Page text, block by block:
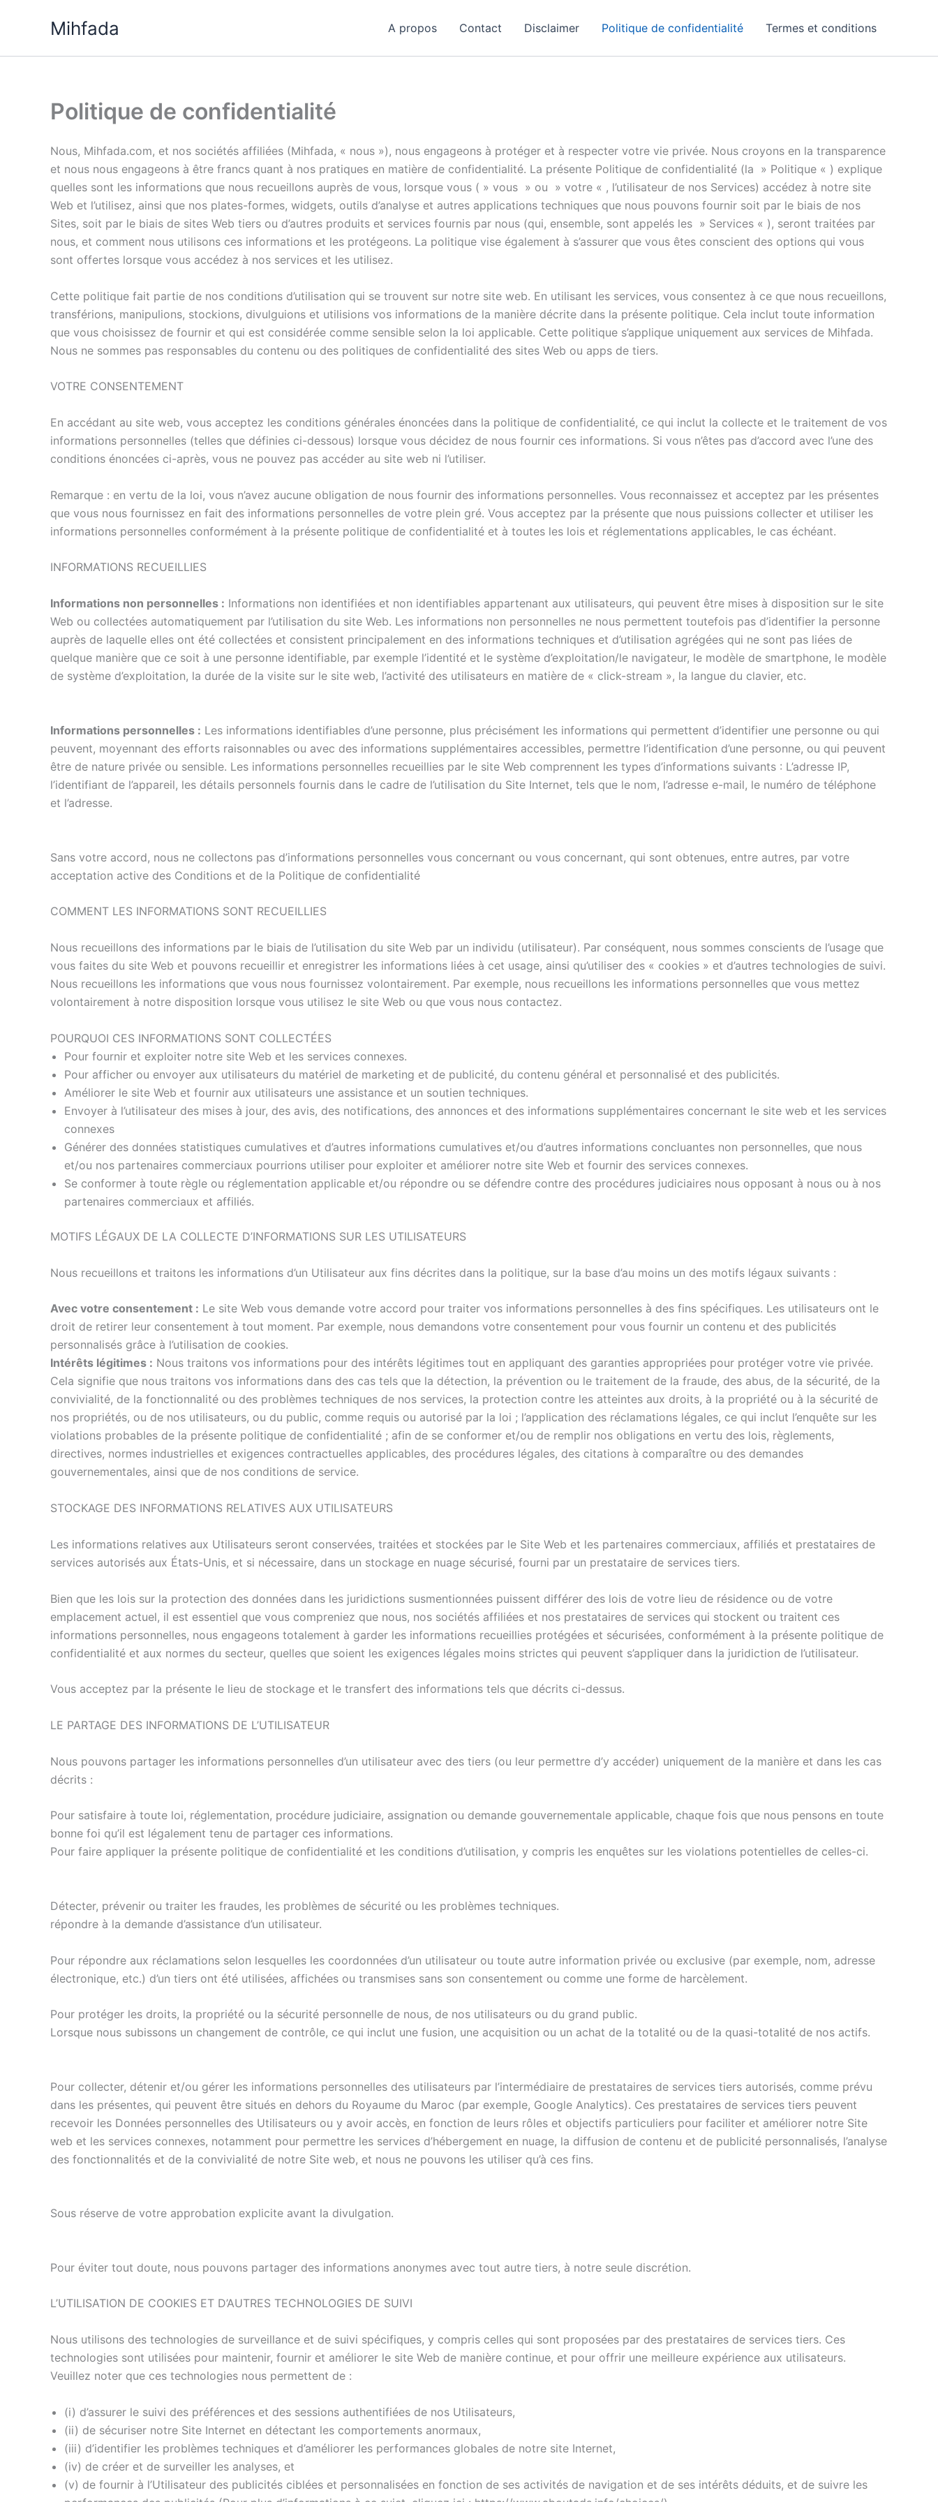
Mihfada A propos Contact Disclaimer Politique de confidentialité Termes et conditions
Politique de confidentialité
Nous, Mihfada.com, et nos sociétés affiliées (Mihfada, « nous »), nous engageons à protéger et à respecter votre vie privée. Nous croyons en la transparence
et nous nous engageons à être francs quant à nos pratiques en matière de confidentialité. La présente Politique de confidentialité (la » Politique « ) explique
quelles sont les informations que nous recueillons auprès de vous, lorsque vous ( » vous » ou » votre « , l’utilisateur de nos Services) accédez à notre site
Web et l’utilisez, ainsi que nos plates-formes, widgets, outils d’analyse et autres applications techniques que nous pouvons fournir soit par le biais de nos
Sites, soit par le biais de sites Web tiers ou d’autres produits et services fournis par nous (qui, ensemble, sont appelés les » Services « ), seront traitées par
nous, et comment nous utilisons ces informations et les protégeons. La politique vise également à s’assurer que vous êtes conscient des options qui vous
sont offertes lorsque vous accédez à nos services et les utilisez.
Cette politique fait partie de nos conditions d’utilisation qui se trouvent sur notre site web. En utilisant les services, vous consentez à ce que nous recueillons,
transférions, manipulions, stockions, divulguions et utilisions vos informations de la manière décrite dans la présente politique. Cela inclut toute information
que vous choisissez de fournir et qui est considérée comme sensible selon la loi applicable. Cette politique s’applique uniquement aux services de Mihfada.
Nous ne sommes pas responsables du contenu ou des politiques de confidentialité des sites Web ou apps de tiers.
VOTRE CONSENTEMENT
En accédant au site web, vous acceptez les conditions générales énoncées dans la politique de confidentialité, ce qui inclut la collecte et le traitement de vos
informations personnelles (telles que définies ci-dessous) lorsque vous décidez de nous fournir ces informations. Si vous n’êtes pas d’accord avec l’une des
conditions énoncées ci-après, vous ne pouvez pas accéder au site web ni l’utiliser.
Remarque : en vertu de la loi, vous n’avez aucune obligation de nous fournir des informations personnelles. Vous reconnaissez et acceptez par les présentes
que vous nous fournissez en fait des informations personnelles de votre plein gré. Vous acceptez par la présente que nous puissions collecter et utiliser les
informations personnelles conformément à la présente politique de confidentialité et à toutes les lois et réglementations applicables, le cas échéant.
INFORMATIONS RECUEILLIES
Informations non personnelles : Informations non identifiées et non identifiables appartenant aux utilisateurs, qui peuvent être mises à disposition sur le site
Web ou collectées automatiquement par l’utilisation du site Web. Les informations non personnelles ne nous permettent toutefois pas d’identifier la personne
auprès de laquelle elles ont été collectées et consistent principalement en des informations techniques et d’utilisation agrégées qui ne sont pas liées de
quelque manière que ce soit à une personne identifiable, par exemple l’identité et le système d’exploitation/le navigateur, le modèle de smartphone, le modèle
de système d’exploitation, la durée de la visite sur le site web, l’activité des utilisateurs en matière de « click-stream », la langue du clavier, etc.
Informations personnelles : Les informations identifiables d’une personne, plus précisément les informations qui permettent d’identifier une personne ou qui
peuvent, moyennant des efforts raisonnables ou avec des informations supplémentaires accessibles, permettre l’identification d’une personne, ou qui peuvent
être de nature privée ou sensible. Les informations personnelles recueillies par le site Web comprennent les types d’informations suivants : L’adresse IP,
l’identifiant de l’appareil, les détails personnels fournis dans le cadre de l’utilisation du Site Internet, tels que le nom, l’adresse e-mail, le numéro de téléphone
et l’adresse.
Sans votre accord, nous ne collectons pas d’informations personnelles vous concernant ou vous concernant, qui sont obtenues, entre autres, par votre
acceptation active des Conditions et de la Politique de confidentialité
COMMENT LES INFORMATIONS SONT RECUEILLIES
Nous recueillons des informations par le biais de l’utilisation du site Web par un individu (utilisateur). Par conséquent, nous sommes conscients de l’usage que
vous faites du site Web et pouvons recueillir et enregistrer les informations liées à cet usage, ainsi qu’utiliser des « cookies » et d’autres technologies de suivi.
Nous recueillons les informations que vous nous fournissez volontairement. Par exemple, nous recueillons les informations personnelles que vous mettez
volontairement à notre disposition lorsque vous utilisez le site Web ou que vous nous contactez.
POURQUOI CES INFORMATIONS SONT COLLECTÉES
Pour fournir et exploiter notre site Web et les services connexes.
Pour afficher ou envoyer aux utilisateurs du matériel de marketing et de publicité, du contenu général et personnalisé et des publicités.
Améliorer le site Web et fournir aux utilisateurs une assistance et un soutien techniques.
Envoyer à l’utilisateur des mises à jour, des avis, des notifications, des annonces et des informations supplémentaires concernant le site web et les services
connexes
Générer des données statistiques cumulatives et d’autres informations cumulatives et/ou d’autres informations concluantes non personnelles, que nous
et/ou nos partenaires commerciaux pourrions utiliser pour exploiter et améliorer notre site Web et fournir des services connexes.
Se conformer à toute règle ou réglementation applicable et/ou répondre ou se défendre contre des procédures judiciaires nous opposant à nous ou à nos
partenaires commerciaux et affiliés.
MOTIFS LÉGAUX DE LA COLLECTE D’INFORMATIONS SUR LES UTILISATEURS
Nous recueillons et traitons les informations d’un Utilisateur aux fins décrites dans la politique, sur la base d’au moins un des motifs légaux suivants :
Avec votre consentement : Le site Web vous demande votre accord pour traiter vos informations personnelles à des fins spécifiques. Les utilisateurs ont le
droit de retirer leur consentement à tout moment. Par exemple, nous demandons votre consentement pour vous fournir un contenu et des publicités
personnalisés grâce à l’utilisation de cookies.
Intérêts légitimes : Nous traitons vos informations pour des intérêts légitimes tout en appliquant des garanties appropriées pour protéger votre vie privée.
Cela signifie que nous traitons vos informations dans des cas tels que la détection, la prévention ou le traitement de la fraude, des abus, de la sécurité, de la
convivialité, de la fonctionnalité ou des problèmes techniques de nos services, la protection contre les atteintes aux droits, à la propriété ou à la sécurité de
nos propriétés, ou de nos utilisateurs, ou du public, comme requis ou autorisé par la loi ; l’application des réclamations légales, ce qui inclut l’enquête sur les
violations probables de la présente politique de confidentialité ; afin de se conformer et/ou de remplir nos obligations en vertu des lois, règlements,
directives, normes industrielles et exigences contractuelles applicables, des procédures légales, des citations à comparaître ou des demandes
gouvernementales, ainsi que de nos conditions de service.
STOCKAGE DES INFORMATIONS RELATIVES AUX UTILISATEURS
Les informations relatives aux Utilisateurs seront conservées, traitées et stockées par le Site Web et les partenaires commerciaux, affiliés et prestataires de
services autorisés aux États-Unis, et si nécessaire, dans un stockage en nuage sécurisé, fourni par un prestataire de services tiers.
Bien que les lois sur la protection des données dans les juridictions susmentionnées puissent différer des lois de votre lieu de résidence ou de votre
emplacement actuel, il est essentiel que vous compreniez que nous, nos sociétés affiliées et nos prestataires de services qui stockent ou traitent ces
informations personnelles, nous engageons totalement à garder les informations recueillies protégées et sécurisées, conformément à la présente politique de
confidentialité et aux normes du secteur, quelles que soient les exigences légales moins strictes qui peuvent s’appliquer dans la juridiction de l’utilisateur.
Vous acceptez par la présente le lieu de stockage et le transfert des informations tels que décrits ci-dessus.
LE PARTAGE DES INFORMATIONS DE L’UTILISATEUR
Nous pouvons partager les informations personnelles d’un utilisateur avec des tiers (ou leur permettre d’y accéder) uniquement de la manière et dans les cas
décrits :
Pour satisfaire à toute loi, réglementation, procédure judiciaire, assignation ou demande gouvernementale applicable, chaque fois que nous pensons en toute
bonne foi qu’il est légalement tenu de partager ces informations.
Pour faire appliquer la présente politique de confidentialité et les conditions d’utilisation, y compris les enquêtes sur les violations potentielles de celles-ci.
Détecter, prévenir ou traiter les fraudes, les problèmes de sécurité ou les problèmes techniques.
répondre à la demande d’assistance d’un utilisateur.
Pour répondre aux réclamations selon lesquelles les coordonnées d’un utilisateur ou toute autre information privée ou exclusive (par exemple, nom, adresse
électronique, etc.) d’un tiers ont été utilisées, affichées ou transmises sans son consentement ou comme une forme de harcèlement.
Pour protéger les droits, la propriété ou la sécurité personnelle de nous, de nos utilisateurs ou du grand public.
Lorsque nous subissons un changement de contrôle, ce qui inclut une fusion, une acquisition ou un achat de la totalité ou de la quasi-totalité de nos actifs.
Pour collecter, détenir et/ou gérer les informations personnelles des utilisateurs par l’intermédiaire de prestataires de services tiers autorisés, comme prévu
dans les présentes, qui peuvent être situés en dehors du Royaume du Maroc (par exemple, Google Analytics). Ces prestataires de services tiers peuvent
recevoir les Données personnelles des Utilisateurs ou y avoir accès, en fonction de leurs rôles et objectifs particuliers pour faciliter et améliorer notre Site
web et les services connexes, notamment pour permettre les services d’hébergement en nuage, la diffusion de contenu et de publicité personnalisés, l’analyse
des fonctionnalités et de la convivialité de notre Site web, et nous ne pouvons les utiliser qu’à ces fins.
Sous réserve de votre approbation explicite avant la divulgation.
Pour éviter tout doute, nous pouvons partager des informations anonymes avec tout autre tiers, à notre seule discrétion.
L’UTILISATION DE COOKIES ET D’AUTRES TECHNOLOGIES DE SUIVI
Nous utilisons des technologies de surveillance et de suivi spécifiques, y compris celles qui sont proposées par des prestataires de services tiers. Ces
technologies sont utilisées pour maintenir, fournir et améliorer le site Web de manière continue, et pour offrir une meilleure expérience aux utilisateurs.
Veuillez noter que ces technologies nous permettent de :
(i) d’assurer le suivi des préférences et des sessions authentifiées de nos Utilisateurs,
(ii) de sécuriser notre Site Internet en détectant les comportements anormaux,
(iii) d’identifier les problèmes techniques et d’améliorer les performances globales de notre site Internet,
(iv) de créer et de surveiller les analyses, et
(v) de fournir à l’Utilisateur des publicités ciblées et personnalisées en fonction de ses activités de navigation et de ses intérêts déduits, et de suivre les